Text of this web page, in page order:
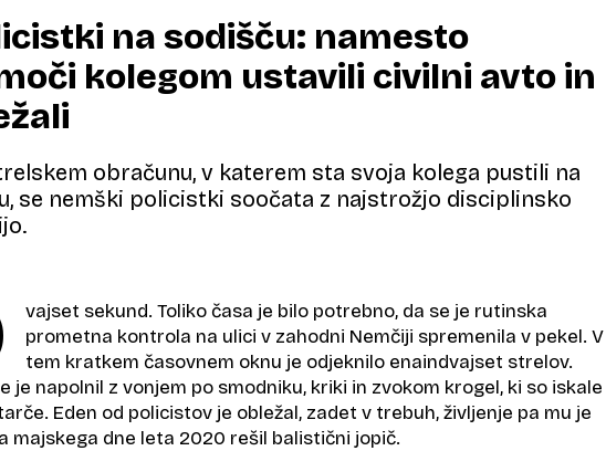
na sodišču: namesto
kolegom ustavili civilni avto in
obračunu, v katerem sta svoja kolega pustili na
se nemški policistki soočata z najstrožjo disciplinsko
vajset sekund. Toliko časa je bilo potrebno, da se je rutinska
prometna kontrola na ulici v zahodni Nemčiji spremenila v pekel. V
tem kratkem časovnem oknu je odjeknilo enaindvajset strelov.
je napolnil z vonjem po smodniku, kriki in zvokom krogel, ki so iskale
Eden od policistov je obležal, zadet v trebuh, življenje pa mu je
majskega dne leta 2020 rešil balistični jopič.